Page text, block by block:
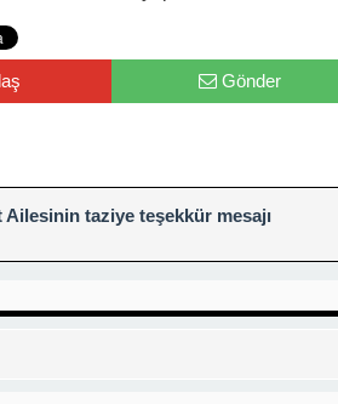
Gönder
Ailesinin taziye teşekkür mesajı